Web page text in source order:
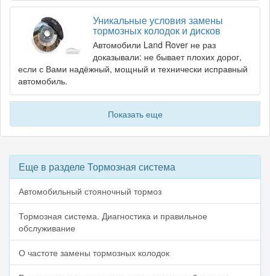
Уникальные условия замены
тормозных колодок и дисков
Автомобили Land Rover не раз
доказывали: не бывает плохих дорог,
если с Вами надёжный, мощный и технически исправный
автомобиль.
Показать еще
Еще в разделе Тормозная система
Автомобильный стояночный тормоз
Тормозная система. Диагностика и правильное
обслуживание
О частоте замены тормозных колодок